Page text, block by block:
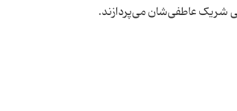
شریک‌ عاطفی‌شان می‌پردازند.